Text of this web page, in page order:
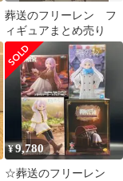
葬送のフリーレン フ
ィギュアまとめ売り
¥9,780
☆葬送のフリーレン